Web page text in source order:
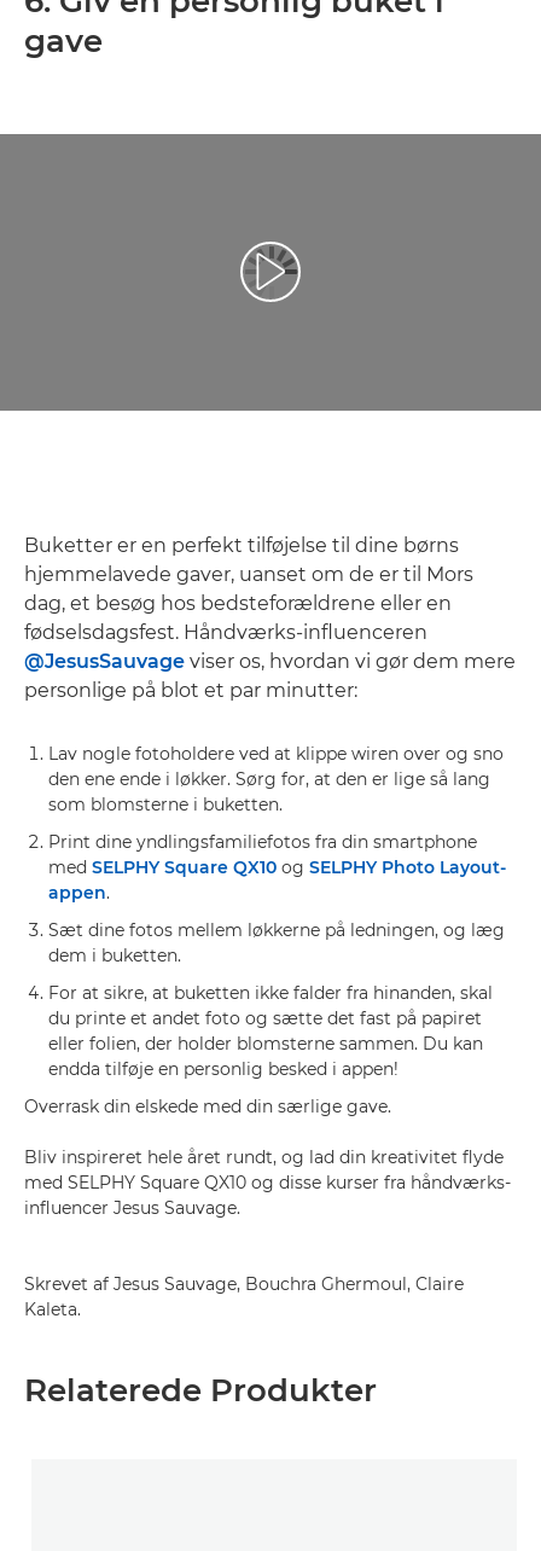
gave
Afspil video
Buketter er en perfekt tilføjelse til dine børns
hjemmelavede gaver, uanset om de er til Mors
dag, et besøg hos bedsteforældrene eller en
fødselsdagsfest. Håndværks-influenceren
@JesusSauvage viser os, hvordan vi gør dem mere
personlige på blot et par minutter:
Lav nogle fotoholdere ved at klippe wiren over og sno
den ene ende i løkker. Sørg for, at den er lige så lang
som blomsterne i buketten.
Print dine yndlingsfamiliefotos fra din smartphone
med SELPHY Square QX10 og SELPHY Photo Layout-
appen.
Sæt dine fotos mellem løkkerne på ledningen, og læg
dem i buketten.
For at sikre, at buketten ikke falder fra hinanden, skal
du printe et andet foto og sætte det fast på papiret
eller folien, der holder blomsterne sammen. Du kan
endda tilføje en personlig besked i appen!
Overrask din elskede med din særlige gave.
Bliv inspireret hele året rundt, og lad din kreativitet flyde
med SELPHY Square QX10 og disse kurser fra håndværks-
influencer Jesus Sauvage.
Skrevet af Jesus Sauvage, Bouchra Ghermoul, Claire
Kaleta.
Relaterede Produkter